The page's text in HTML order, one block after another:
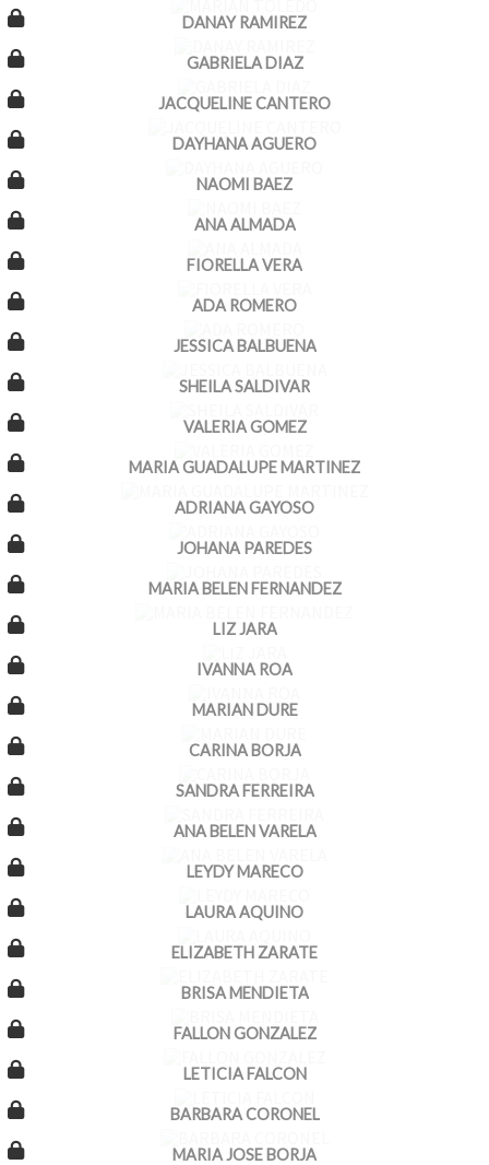
DANAY RAMIREZ
GABRIELA DIAZ
JACQUELINE CANTERO
DAYHANA AGUERO
NAOMI BAEZ
ANA ALMADA
FIORELLA VERA
ADA ROMERO
JESSICA BALBUENA
SHEILA SALDIVAR
VALERIA GOMEZ
MARIA GUADALUPE MARTINEZ
ADRIANA GAYOSO
JOHANA PAREDES
MARIA BELEN FERNANDEZ
LIZ JARA
IVANNA ROA
MARIAN DURE
CARINA BORJA
SANDRA FERREIRA
ANA BELEN VARELA
LEYDY MARECO
LAURA AQUINO
ELIZABETH ZARATE
BRISA MENDIETA
FALLON GONZALEZ
LETICIA FALCON
BARBARA CORONEL
MARIA JOSE BORJA